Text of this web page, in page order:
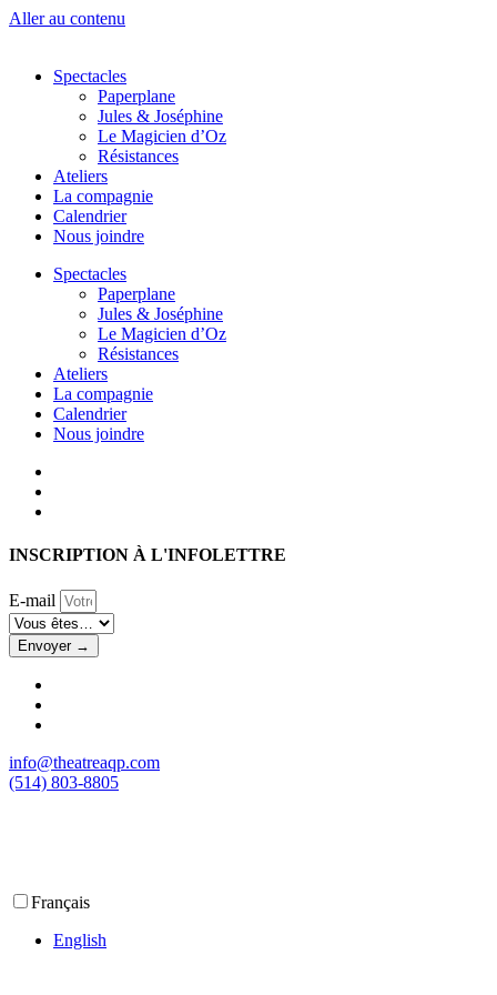
Aller au contenu
Spectacles
Paperplane
Jules & Joséphine
Le Magicien d’Oz
Résistances
Ateliers
La compagnie
Calendrier
Nous joindre
Spectacles
Paperplane
Jules & Joséphine
Le Magicien d’Oz
Résistances
Ateliers
La compagnie
Calendrier
Nous joindre
INSCRIPTION À L'INFOLETTRE
E-mail
Envoyer →
info@theatreaqp.com
(514) 803-8805
Français
English